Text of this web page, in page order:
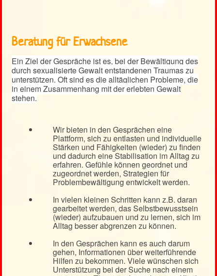
Beratung für Erwachsene
Ein Ziel der Gespräche ist es, bei der Bewältigung des
durch sexualisierte Gewalt entstandenen Traumas zu
unterstützen. Oft sind es die alltäglichen Probleme, die
in einem Zusammenhang mit der erlebten Gewalt
stehen.
Wir bieten in den Gesprächen eine
Plattform, sich zu entlasten und individuelle
Stärken und Fähigkeiten (wieder) zu finden
und dadurch eine Stabilisation im Alltag zu
erfahren. Gefühle können geordnet und
zugeordnet werden, Strategien für
Problembewältigung entwickelt werden.
In vielen kleinen Schritten kann z.B. daran
gearbeitet werden, das Selbstbewusstsein
(wieder) aufzubauen und zu lernen, sich im
Alltag besser abgrenzen zu können.
In den Gesprächen kann es auch darum
gehen, Informationen über weiterführende
Hilfen zu bekommen. Viele wünschen sich
Unterstützung bei der Suche nach einem